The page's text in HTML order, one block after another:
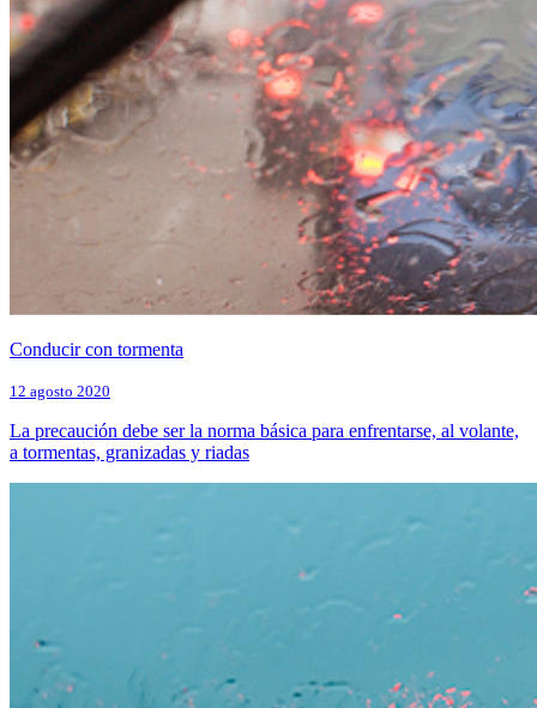
Conducir con tormenta
12 agosto 2020
La precaución debe ser la norma básica para enfrentarse, al volante,
a tormentas, granizadas y riadas